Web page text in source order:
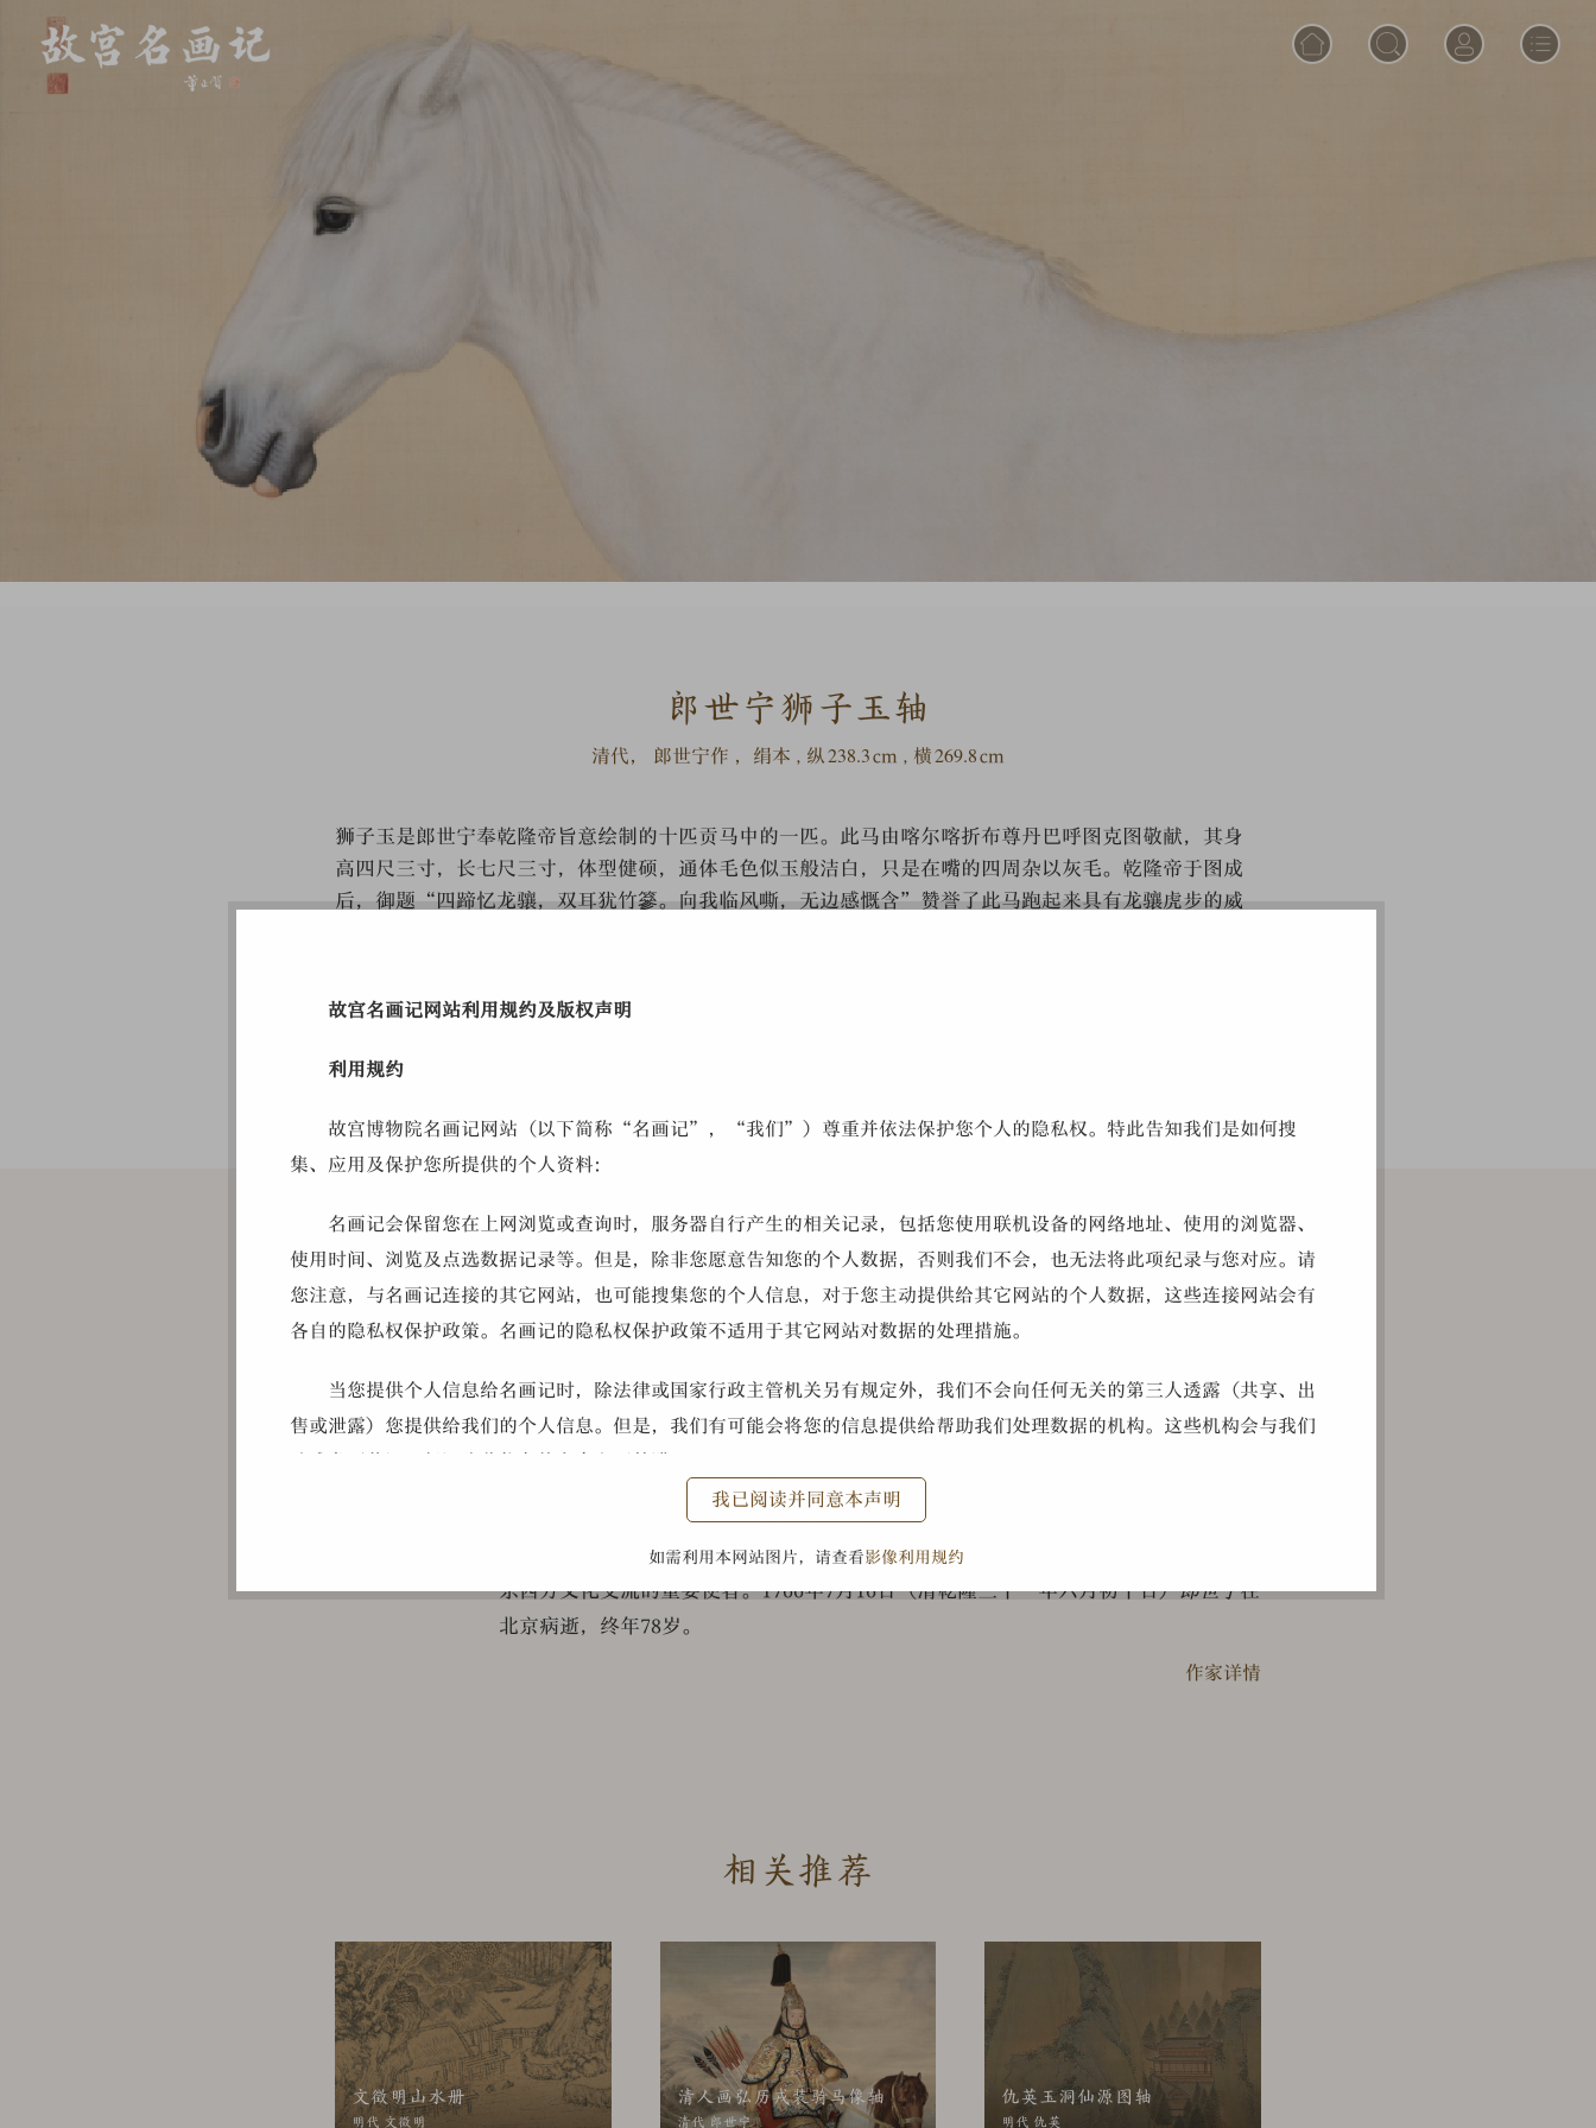
郎世宁狮子玉轴
清代， 郎世宁作 ，绢本 , 纵238.3cm , 横269.8cm
狮子玉是郎世宁奉乾隆帝旨意绘制的十匹贡马中的一匹。此马由喀尔喀折布尊丹巴呼图克图敬献，其身
高四尺三寸，长七尺三寸，体型健硕，通体毛色似玉般洁白，只是在嘴的四周杂以灰毛。乾隆帝于图成
后，御题“四蹄忆龙骧，双耳犹竹篸。向我临风嘶，无边感慨含”赞誉了此马跑起来具有龙骧虎步的威
作家郎世宁简介
郎世宁（1688—1766年），意大利米兰人，原名朱塞佩·伽斯底里奥内（Giuseppe
Castiglione），青年时期受到系统的绘画训练，后来加入了欧洲基督教下属的宗教组织
耶稣会，并于1714年（清·康熙五十三年）以传教士的身份离开欧洲来到东方，次年
抵达澳门，起汉名 郎世宁
长达数十年的中国宫廷艺术家的生涯。郎世宁在清宫廷内为皇帝画了多幅表现当时重
大事件的历史画，以及众多的人物肖像、走兽、花鸟画作品，还将欧洲的焦点透视画
法介绍到中国，协助中国学者年希尧完成了叙述这一画法的著作《视学》，成为当时
东西方文化交流的重要使者。1766年7月16日（清乾隆三十一年六月初十日）郎世宁在
北京病逝，终年78岁。
作家详情
相关推荐
文徵明山水册
明代 文徵明
清人画弘历戎装骑马像轴
清代 郎世宁
仇英玉洞仙源图轴
明代 仇英
信息
故宫名画记网站利用规约及版权声明
利用规约
故宫博物院名画记网站（以下简称“名画记”，“我们”）尊重并依法保护您个人的隐私权。特此告知我们是如何搜
集、应用及保护您所提供的个人资料：
名画记会保留您在上网浏览或查询时，服务器自行产生的相关记录，包括您使用联机设备的网络地址、使用的浏览器、
使用时间、浏览及点选数据记录等。但是，除非您愿意告知您的个人数据，否则我们不会，也无法将此项纪录与您对应。请
您注意，与名画记连接的其它网站，也可能搜集您的个人信息，对于您主动提供给其它网站的个人数据，这些连接网站会有
各自的隐私权保护政策。名画记的隐私权保护政策不适用于其它网站对数据的处理措施。
当您提供个人信息给名画记时，除法律或国家行政主管机关另有规定外，我们不会向任何无关的第三人透露（共享、出
售或泄露）您提供给我们的个人信息。但是，我们有可能会将您的信息提供给帮助我们处理数据的机构。这些机构会与我们
达成书面共识，保证这些信息的安全和不外泄。
我们很乐意收到您的来信。但是，您发送给我们的任何信息、材料、商业情报、想法、创意等等，都将被认为是非专属
且无专利的。我们会尽快地回复每一封等待回答的电子邮件。您的来信和电子邮件地址会有可能被转发到我院的相关部门。
故宫博物院的各个专责部门会有选择地从中存档部分信息。
策。在数字资源建设中，故宫博物院积极采用先进的技术保护措施。访问、浏览或使用故宫博物院名画记网站，表明您已阅
一、著作权声明
故宫博物院名画记网站中的资源，包括但不限于信息、文本、图片、链接。除特别注明外，均为故宫博物院著作权所
有。网站内容可以访问进行个人研究，但不得用于任何商业用途。未经我院书面同意，不得系统地摘录、再利用网站的部分
内容，包括但不限于为了再利用本网站的实质性部分而利用数据挖掘、机器人或类似的数据采集和提取工具提取（不论一次
我已阅读并同意本声明
如需利用本网站图片，请查看影像利用规约